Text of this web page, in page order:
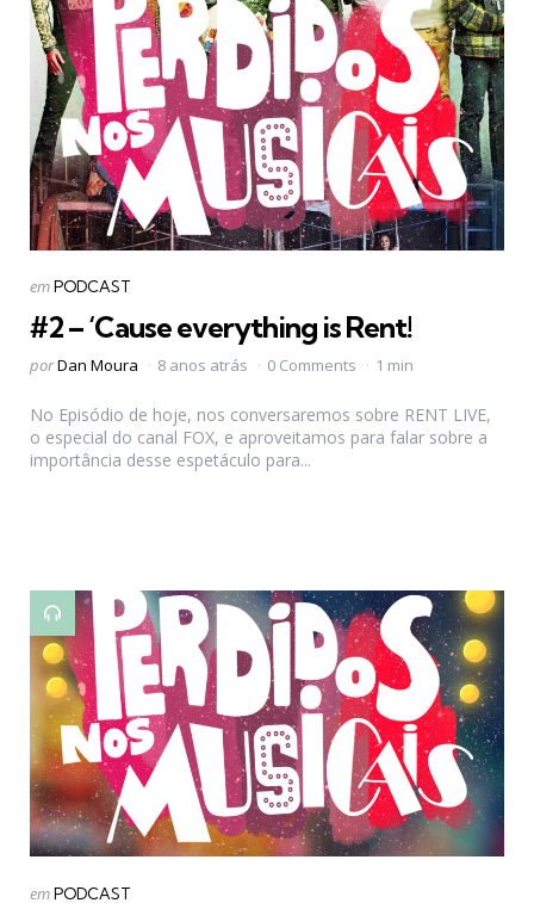
Categorias
Postado
emPODCAST
#2 – ‘Cause everything is Rent!
Postado
porDan Moura 8 anos atrás 0 Comments 1 min
No Episódio de hoje, nos conversaremos sobre RENT LIVE,
o especial do canal FOX, e aproveitamos para falar sobre a
importância desse espetáculo para...
Categorias
Postado
emPODCAST